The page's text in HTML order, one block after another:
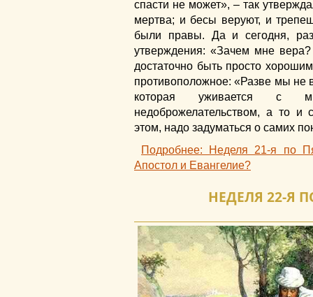
спасти не может», – так
мертва; и бесы веруют, и
были правы. Да и сегодня,
утверждения: «Зачем мне
достаточно быть просто
противоположное: «Разве мы не
которая уживается с
недоброжелательством, а то и
этом, надо задуматься о самих
Подробнее: Неделя 21-я по
Апостол и Евангелие?
НЕДЕЛЯ 22-Я